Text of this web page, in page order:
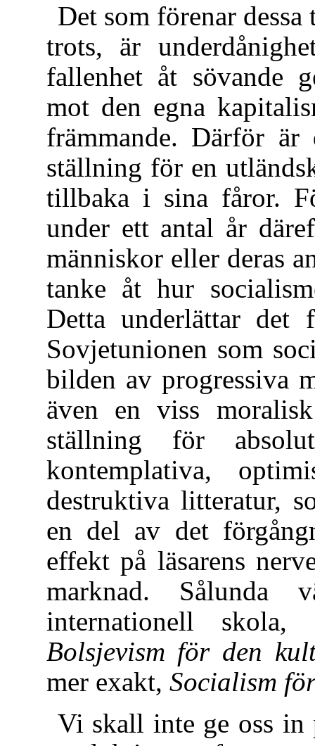
Det som förenar
trots, är
fallenhet åt sövande
mot den egna
främmande. Därför
ställning för en
tillbaka i sina fåror.
under ett antal år
människor eller deras
tanke åt hur
Detta underlättar
Sovjetunionen som
bilden av progressiva
även en viss
ställning för
kontemplativa,
destruktiva litteratur,
en del av det
effekt på läsarens
marknad.
internationell
Bolsjevism för den
mer exakt, Socialism
Vi skall inte ge oss in